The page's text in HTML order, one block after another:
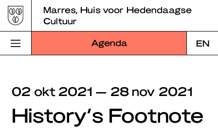
Skip
to
content
Marres, Huis voor Hedendaagse
Cultuur
Agenda EN
Programma
Educatie
02 okt 2021 — 28 nov 2021
History’s Footnote